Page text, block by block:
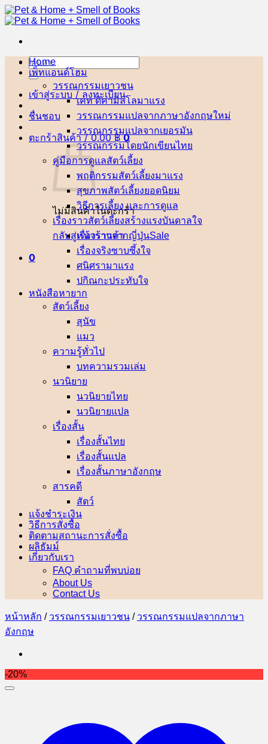
ข้าม
ไป
เนื้อหา
ค้นหา:
เข้าสู่ระบบ / ลงทะเบียน
ชื่นชอบ
ตะกร้าสินค้า /0.00฿ 0
ไม่มีสินค้าในตะกร้า
กลับสู่หน้าร้านค้า
0
Home
เพ็ทแอนด์โฮม
วรรณกรรมเยาวชน
เคท ดิคามิลโล
วรรณกรรมแปลจากภาษาอังกฤษ
วรรณกรรมแปลจากเยอรมัน
วรรณกรรมโดยนักเขียนไทย
คู่มือการดูแลสัตว์เลี้ยง
พฤติกรรมสัตว์เลี้ยง
สุขภาพสัตว์เลี้ยง
วิธีการเลี้ยง และการดูแล
เรื่องราวสัตว์เลี้ยงสร้างแรงบันดาลใจ
เรื่องราวจากญี่ปุ่น
เรื่องจริงซาบซึ้งใจ
ศนิศรา
ปกิณกะประทับใจ
หนังสือหายาก
สัตว์เลี้ยง
สุนัข
แมว
ความรู้ทั่วไป
บทความรวมเล่ม
นวนิยาย
นวนิยายไทย
นวนิยายแปล
เรื่องสั้น
เรื่องสั้นไทย
เรื่องสั้นแปล
เรื่องสั้นภาษาอังกฤษ
สารคดี
สัตว์
แจ้งชำระเงิน
วิธีการสั่งซื้อ
ติดตามสถานะการสั่งซื้อ
ผลิธัมม์
เกี่ยวกับเรา
FAQ คำถามที่พบบ่อย
About Us
Contact Us
หน้าหลัก / วรรณกรรมเยาวชน / วรรณกรรมแปลจากภาษา
อังกฤษ
-20%